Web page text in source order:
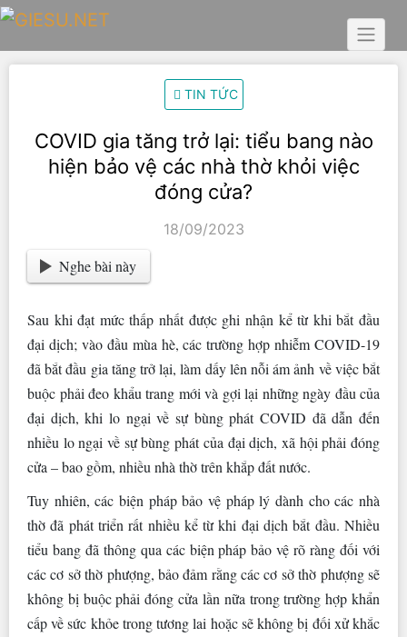
Skip
content
TIN TỨC
COVID gia tăng trở lại: tiểu bang nào
hiện bảo vệ các nhà thờ khỏi việc
đóng cửa?
18/09/2023
Nghe bài này
Sau khi đạt mức thấp nhất được ghi nhận kể từ khi bắt đầu
đại dịch; vào đầu mùa hè, các trường hợp nhiễm COVID-19
đã bắt đầu gia tăng trở lại, làm dấy lên nỗi ám ảnh về việc bắt
buộc phải đeo khẩu trang mới và gợi lại những ngày đầu của
đại dịch, khi lo ngại về sự bùng phát COVID đã dẫn đến
nhiều lo ngại về sự bùng phát của đại dịch, xã hội phải đóng
cửa – bao gồm, nhiều nhà thờ trên khắp đất nước.
Tuy nhiên, các biện pháp bảo vệ pháp lý dành cho các nhà
thờ đã phát triển rất nhiều kể từ khi đại dịch bắt đầu. Nhiều
tiểu bang đã thông qua các biện pháp bảo vệ rõ ràng đối với
các cơ sở thờ phượng, bảo đảm rằng các cơ sở thờ phượng sẽ
không bị buộc phải đóng cửa lần nữa trong trường hợp khẩn
cấp về sức khỏe trong tương lai hoặc sẽ không bị đối xử khắc